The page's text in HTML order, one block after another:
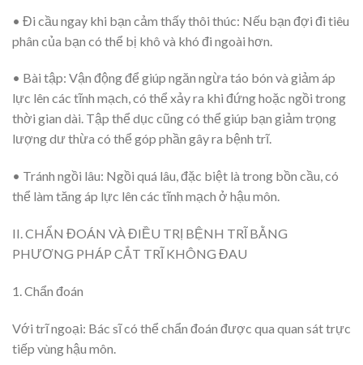
• Đi cầu ngay khi bạn cảm thấy thôi thúc: Nếu bạn đợi đi tiêu
phân của bạn có thể bị khô và khó đi ngoài hơn.
• Bài tập: Vận động để giúp ngăn ngừa táo bón và giảm áp
lực lên các tĩnh mạch, có thể xảy ra khi đứng hoặc ngồi trong
thời gian dài. Tập thể dục cũng có thể giúp bạn giảm trọng
lượng dư thừa có thể góp phần gây ra bệnh trĩ.
• Tránh ngồi lâu: Ngồi quá lâu, đặc biệt là trong bồn cầu, có
thể làm tăng áp lực lên các tĩnh mạch ở hậu môn.
II. CHẨN ĐOÁN VÀ ĐIỀU TRỊ BỆNH TRĨ BẰNG
PHƯƠNG PHÁP CẮT TRĨ KHÔNG ĐAU
1. Chẩn đoán
Với trĩ ngoại: Bác sĩ có thể chẩn đoán được qua quan sát trực
tiếp vùng hậu môn.